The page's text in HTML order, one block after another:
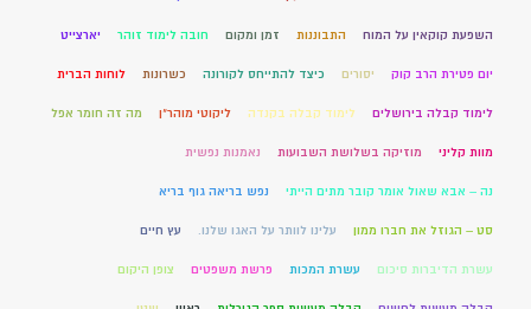
השפעת קוקאין על המוח התבוננות זמן ומקום חובה לימוד זוהר יארצייט
יום פטירת הרב קוק יסורים כיצד להתייחס לקורונה כשרונות לוחות הברית
לימוד קבלה בירושלים לימוד קבלה בקנדה ליקוטי מוהר"ן מה זה חומר אפל
מוות קליני מוזיקה בשלושת השבועות נאמנות נפשית
נה – אבא שאול אומר קובר מתים הייתי נפש בריאה גוף בריא
סט – הגוזל את חברו ממון עלינו לוותר על האגו שלנו. עץ חיים
עשרת הדיברות סיכום עשרת המכות פרשת משפטים צופן היקום